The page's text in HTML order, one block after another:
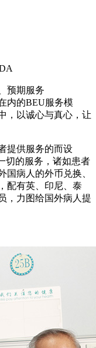
预期服务
内的BEU服务模
，以诚心与真心，让
供服务的而设
切的服务，诸如患者
国病人的外币兑换、
配有英、印尼、泰
，力图给国外病人提